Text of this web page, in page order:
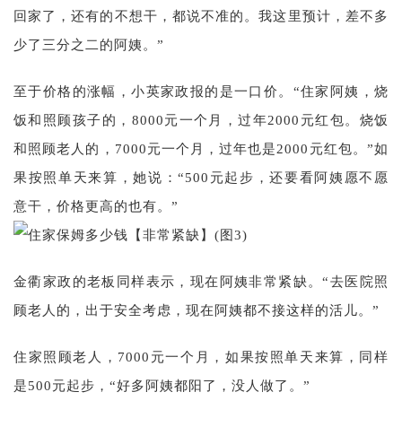
回家了，还有的不想干，都说不准的。我这里预计，差不多
少了三分之二的阿姨。”
至于价格的涨幅，小英家政报的是一口价。“住家阿姨，烧
饭和照顾孩子的，8000元一个月，过年2000元红包。烧饭
和照顾老人的，7000元一个月，过年也是2000元红包。”如
果按照单天来算，她说：“500元起步，还要看阿姨愿不愿
意干，价格更高的也有。”
金衢家政的老板同样表示，现在阿姨非常紧缺。“去医院照
顾老人的，出于安全考虑，现在阿姨都不接这样的活儿。”
住家照顾老人，7000元一个月，如果按照单天来算，同样
是500元起步，“好多阿姨都阳了，没人做了。”